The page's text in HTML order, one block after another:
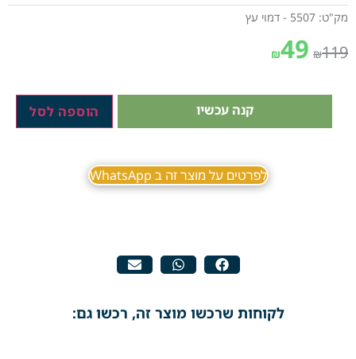
מק"ט: 5507 - דמוי עץ
₪119
₪49
קנה עכשיו הוספה לסל
לפרטים על מוצר זה ב WhatsApp
לקוחות שרכשו מוצר זה, רכשו גם: